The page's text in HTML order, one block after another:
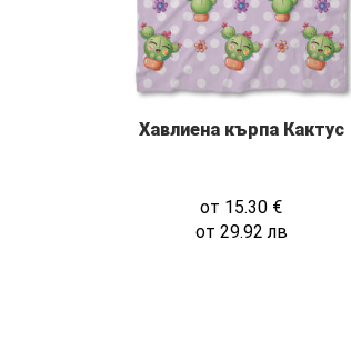
Хавлиена кърпа Кактус
от 15.30 €
от 29.92лв